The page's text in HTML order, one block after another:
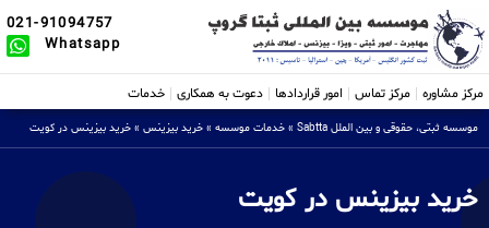
021-91094757
Whatsapp
مرکز مشاوره مرکز تماس امور قراردادها دعوت به همکاری خدمات
موسسه ثبتی، حقوقی و بین الملل Sabtta » خدمات موسسه » خرید بیزینس » خرید بیزینس در کویت
خرید بیزینس در کویت